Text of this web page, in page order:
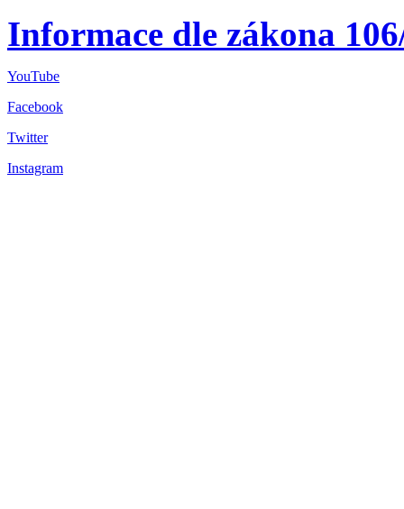
Informace dle zákona
YouTube
Facebook
Twitter
Instagram